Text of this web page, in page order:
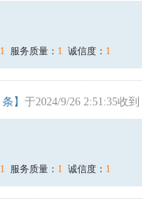
1 服务质量： 1 诚信度： 1
条】 于2024/9/26 2:51:35收到
1 服务质量： 1 诚信度： 1